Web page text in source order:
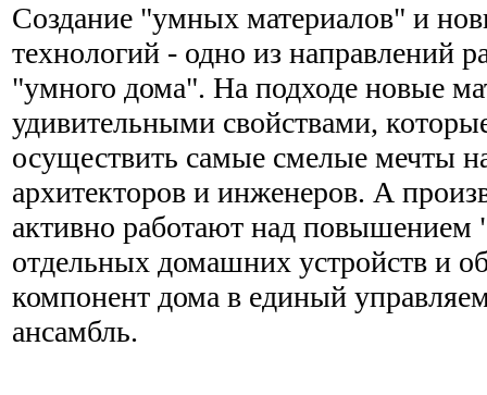
Создание "умных материалов" и
технологий - одно из направлений
"умного дома". На подходе новые
удивительными свойствами,
осуществить самые смелые мечты
архитекторов и инженеров. А
активно работают над повышением
отдельных домашних устройств и
компонент дома в единый
ансамбль.